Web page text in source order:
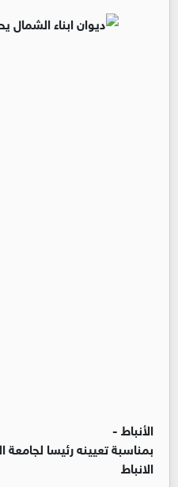
الأنباط -
بمناسبة تعيينه رئيسا لجامعة
الانباط